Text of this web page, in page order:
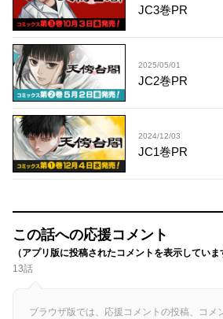
JC3巻PR
2025/05/01
JC2巻PR
2024/12/03
JC1巻PR
この話への応援コメント
（アプリ版に投稿されたコメントを表示していま
13話
ブラウザ版では、応援コメントの投稿、コメ